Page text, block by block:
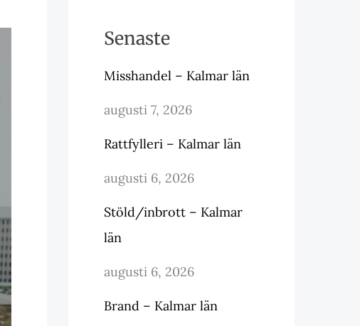
Senaste
Misshandel – Kalmar län
augusti 7, 2026
Rattfylleri – Kalmar län
augusti 6, 2026
Stöld/inbrott – Kalmar
län
augusti 6, 2026
Brand – Kalmar län